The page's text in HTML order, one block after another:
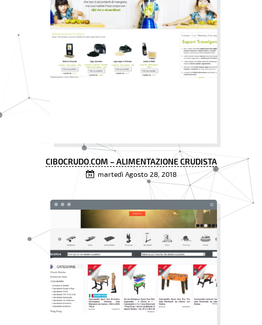
CIBOCRUDO.COM – ALIMENTAZIONE CRUDISTA
martedì Agosto 28, 2018